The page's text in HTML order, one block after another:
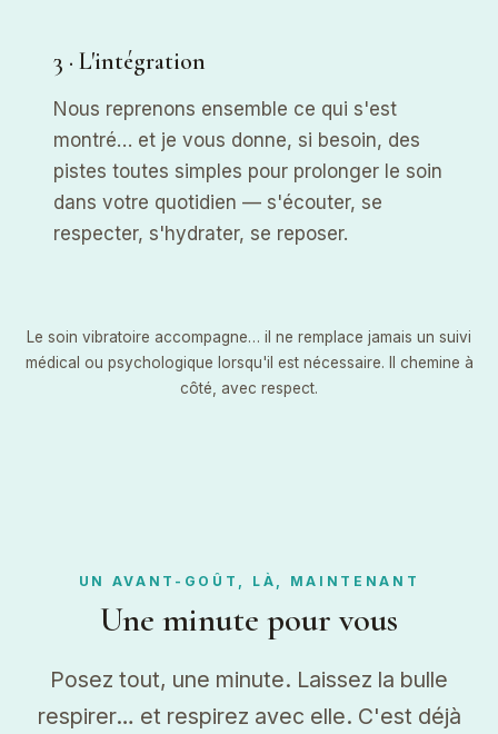
3 · L'intégration
Nous reprenons ensemble ce qui s'est
montré… et je vous donne, si besoin, des
pistes toutes simples pour prolonger le soin
dans votre quotidien — s'écouter, se
respecter, s'hydrater, se reposer.
Le soin vibratoire accompagne… il ne remplace jamais un suivi
médical ou psychologique lorsqu'il est nécessaire. Il chemine à
côté, avec respect.
UN AVANT-GOÛT, LÀ, MAINTENANT
Une minute pour vous
Posez tout, une minute. Laissez la bulle
respirer… et respirez avec elle. C'est déjà